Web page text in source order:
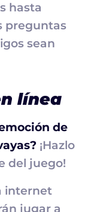
hasta
preguntas
sean
línea
de
¡Hazlo
del juego!
internet
jugar a